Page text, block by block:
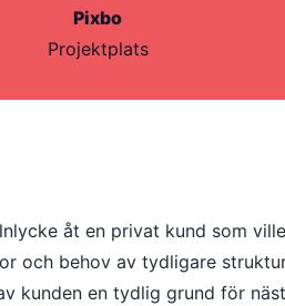
Pixbo
Projektplats
åt en privat kund som
och behov av tydligare
kunden en tydlig grund för